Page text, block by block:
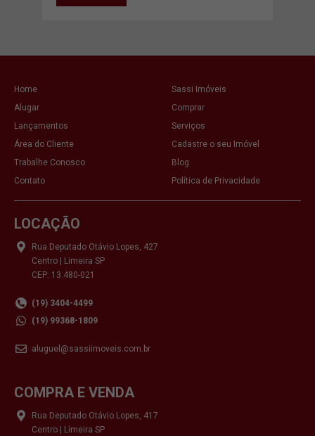
Home
Sassi Imóveis
Alugar
Comprar
Lançamentos
Serviços
Área do Cliente
Cadastre o seu Imóvel
Trabalhe Conosco
Blog
Contato
Política de Privacidade
LOCAÇÃO
Rua Deputado Otávio Lopes, 427
Centro | Limeira SP
CEP: 13.480-021
(19) 3404-4499
(19) 99368-1809
aluguel@sassiimoveis.com.br
COMPRA E VENDA
Rua Deputado Otávio Lopes, 417
Centro | Limeira SP